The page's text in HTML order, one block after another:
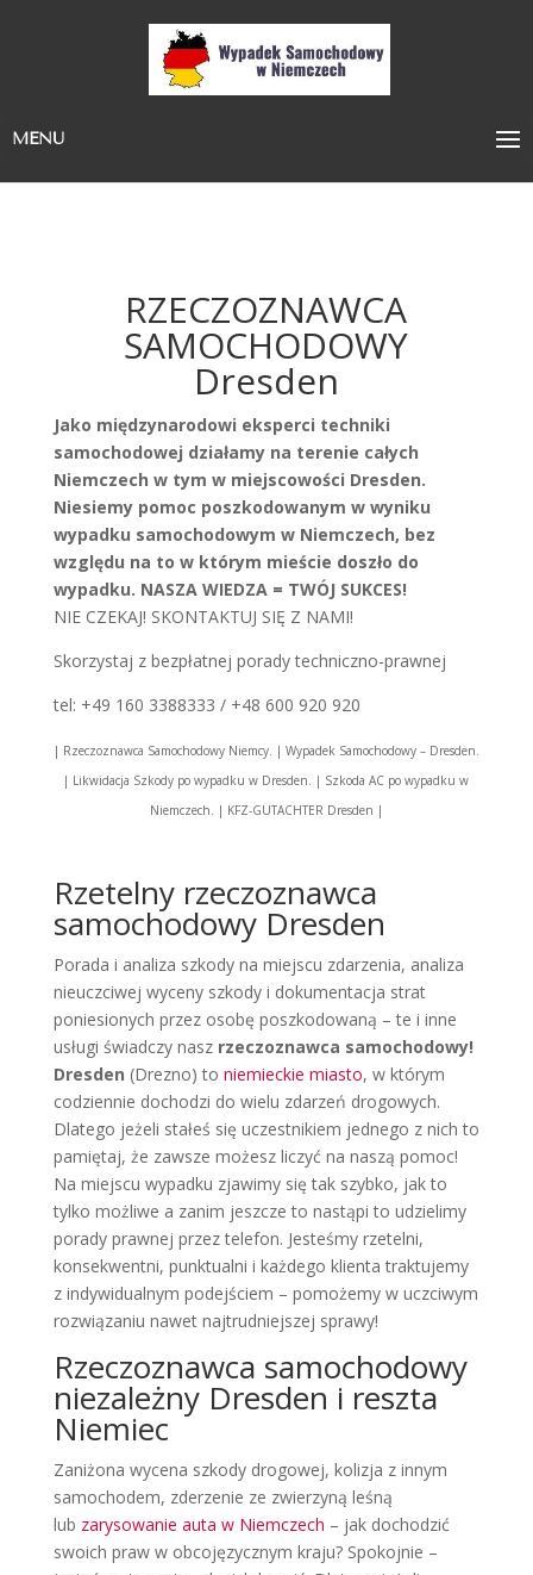
MENU
RZECZOZNAWCA
SAMOCHODOWY
Dresden
Jako międzynarodowi eksperci techniki
samochodowej działamy na terenie całych
Niemczech w tym w miejscowości Dresden.
Niesiemy pomoc poszkodowanym w wyniku
wypadku samochodowym w Niemczech, bez
względu na to w którym mieście doszło do
wypadku. NASZA WIEDZA = TWÓJ SUKCES!
NIE CZEKAJ! SKONTAKTUJ SIĘ Z NAMI!
Skorzystaj z bezpłatnej porady techniczno-prawnej
tel: +49 160 3388333 / +48 600 920 920
| Rzeczoznawca Samochodowy Niemcy. | Wypadek Samochodowy – Dresden.
| Likwidacja Szkody po wypadku w Dresden. | Szkoda AC po wypadku w
Niemczech. | KFZ-GUTACHTER Dresden |
Rzetelny rzeczoznawca
samochodowy Dresden
Porada i analiza szkody na miejscu zdarzenia, analiza
nieuczciwej wyceny szkody i dokumentacja strat
poniesionych przez osobę poszkodowaną – te i inne
usługi świadczy nasz rzeczoznawca samochodowy!
Dresden (Drezno) to niemieckie miasto, w którym
codziennie dochodzi do wielu zdarzeń drogowych.
Dlatego jeżeli stałeś się uczestnikiem jednego z nich to
pamiętaj, że zawsze możesz liczyć na naszą pomoc!
Na miejscu wypadku zjawimy się tak szybko, jak to
tylko możliwe a zanim jeszcze to nastąpi to udzielimy
porady prawnej przez telefon. Jesteśmy rzetelni,
konsekwentni, punktualni i każdego klienta traktujemy
z indywidualnym podejściem – pomożemy w uczciwym
rozwiązaniu nawet najtrudniejszej sprawy!
Rzeczoznawca samochodowy
niezależny Dresden i reszta
Niemiec
Zaniżona wycena szkody drogowej, kolizja z innym
samochodem, zderzenie ze zwierzyną leśną
lub zarysowanie auta w Niemczech – jak dochodzić
swoich praw w obcojęzycznym kraju? Spokojnie –